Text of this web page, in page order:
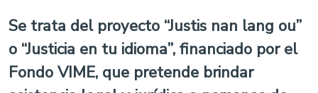
Se trata del proyecto “Justis nan lang ou”
o “Justicia en tu idioma”, financiado por el
Fondo VIME, que pretende brindar